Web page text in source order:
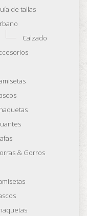
de tallas
Calzado
& Gorros